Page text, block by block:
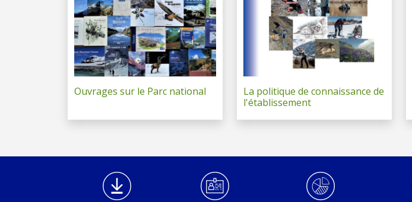
Ouvrages sur le Parc national
La politique de connaissance de
l'établissement
Médiathèque Footer